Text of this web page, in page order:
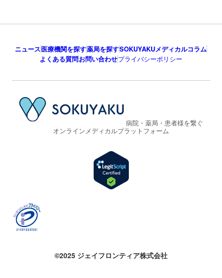
ニュース医療機関を探す薬局を探すSOKUYAKUメディカルコラム
よくある質問お問い合わせプライバシーポリシー
病院・薬局・患者様を繋ぐ
オンラインメディカルプラットフォーム
©2025 ジェイフロンティア株式会社